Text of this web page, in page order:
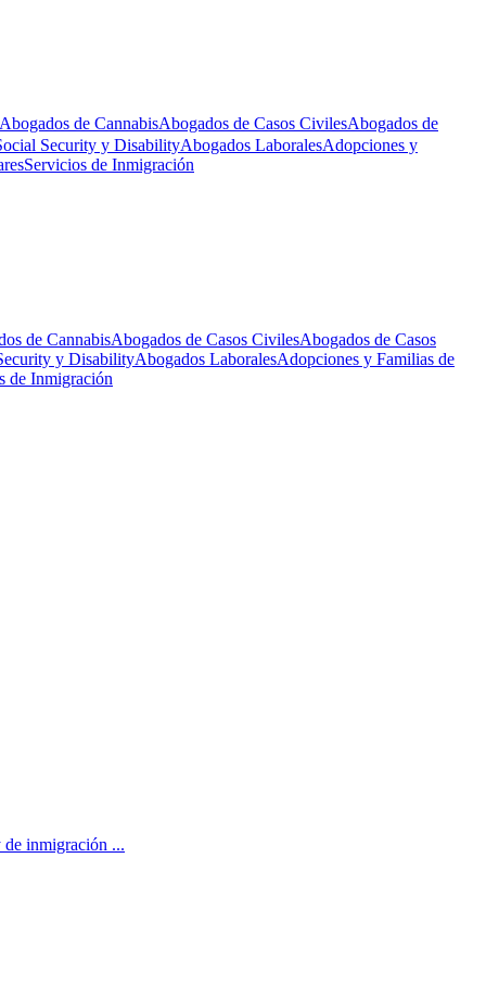
Abogados de CannabisAbogados de Casos CivilesAbogados de
Security y DisabilityAbogados LaboralesAdopciones y
Servicios de Inmigración
de CannabisAbogados de Casos CivilesAbogados de Casos
y DisabilityAbogados LaboralesAdopciones y Familias de
de Inmigración
inmigración ...